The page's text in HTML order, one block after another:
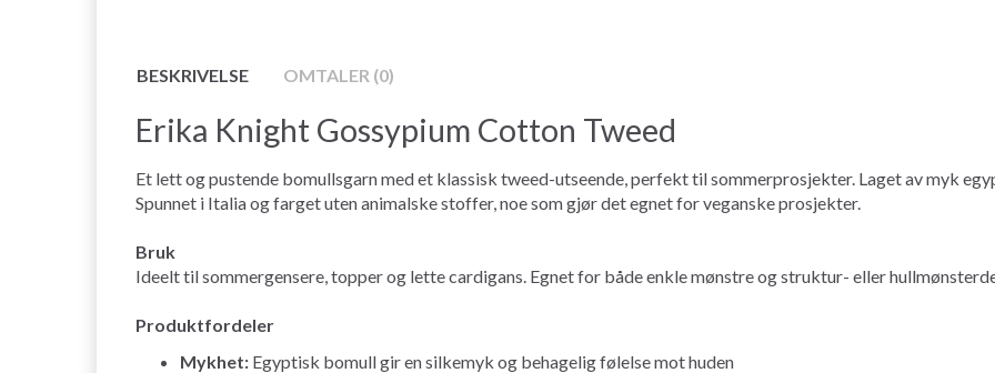
BESKRIVELSE OMTALER (0)
Erika Knight Gossypium Cotton Tweed
Et lett og pustende bomullsgarn med et klassisk tweed-utseende, perfekt til sommerprosjekter. Laget av myk
Spunnet i Italia og farget uten animalske stoffer, noe som gjør det egnet for veganske prosjekter.
Bruk
Ideelt til sommergensere, topper og lette cardigans. Egnet for både enkle mønstre og struktur- eller
Produktfordeler
Mykhet: Egyptisk bomull gir en silkemyk og behagelig følelse mot huden